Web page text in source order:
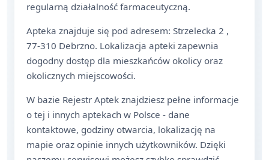
regularną działalność farmaceutyczną.
Apteka znajduje się pod adresem: Strzelecka 2 ,
77-310 Debrzno. Lokalizacja apteki zapewnia
dogodny dostęp dla mieszkańców okolicy oraz
okolicznych miejscowości.
W bazie Rejestr Aptek znajdziesz pełne informacje
o tej i innych aptekach w Polsce - dane
kontaktowe, godziny otwarcia, lokalizację na
mapie oraz opinie innych użytkowników. Dzięki